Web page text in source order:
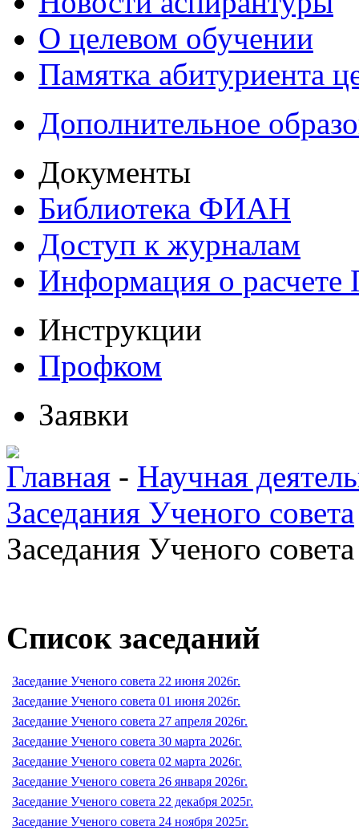
О целевом обучении
Памятка абитуриента
Дополнительное
Документы
Библиотека ФИАН
Доступ к журналам
Информация о
Инструкции
Профком
Заявки
Главная - Научная
Заседания Ученого совета
Заседания Ученого
Список заседаний
Заседание Ученого совета 22 июня 2026г.
Заседание Ученого совета 01 июня 2026г.
Заседание Ученого совета 27 апреля 2026г.
Заседание Ученого совета 30 марта 2026г.
Заседание Ученого совета 02 марта 2026г.
Заседание Ученого совета 26 января 2026г.
Заседание Ученого совета 22 декабря 2025г.
Заседание Ученого совета 24 ноября 2025г.